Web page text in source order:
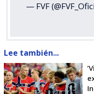
— FVF
Lee también...